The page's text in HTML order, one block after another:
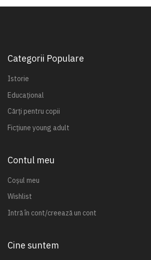
Categorii Populare
Istorie
Educațional
Cărți pentru copii
Ficțiune young adult
Contul meu
Coșul meu
Wishlist
Intră în cont/creează un cont
Cine suntem